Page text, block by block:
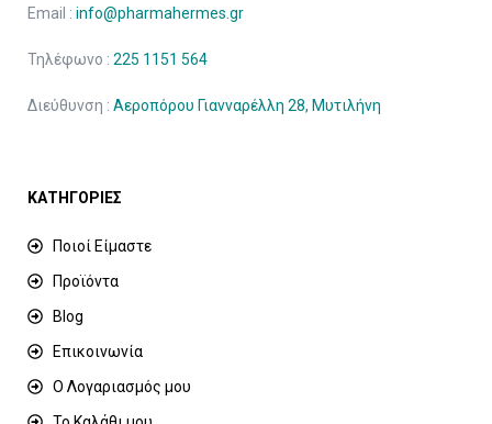
Email : info@pharmahermes.gr
Τηλέφωνο : 225 1151 564
Διεύθυνση : Αεροπόρου Γιανναρέλλη 28, Μυτιλήνη
ΚΑΤΗΓΟΡΙΕΣ
Ποιοί Είμαστε
Προϊόντα
Blog
Επικοινωνία
Ο Λογαριασμός μου